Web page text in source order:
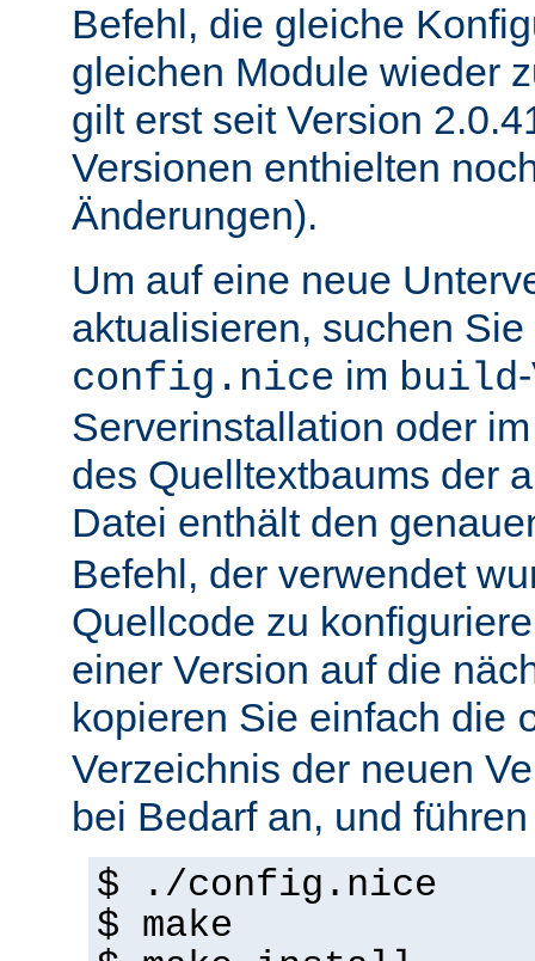
Befehl, die gleiche
gleichen Module wieder
gilt erst seit Version
Versionen enthielten
Änderungen).
Um auf eine neue
aktualisieren, suchen
config.nice im build
Serverinstallation oder
des Quelltextbaums der
Datei enthält den
Befehl, der verwendet
Quellcode zu
einer Version auf die
kopieren Sie einfach die
Verzeichnis der neuen
bei Bedarf an, und
$ ./config.nice
$ make